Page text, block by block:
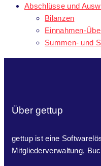
Abschlüsse und
Bilanzen
Einnahmen-
Summen- und
Über gettup
gettup ist eine
Mitgliederverwaltung,